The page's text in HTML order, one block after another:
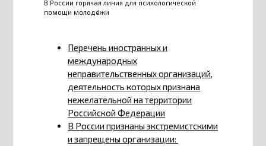
В России горячая линия для психологической
помощи молодёжи
Перечень иностранных и
международных
неправительственных организаций,
деятельность которых признана
нежелательной на территории
Российской Федерации
В России признаны экстремистскими
и запрещены организации: